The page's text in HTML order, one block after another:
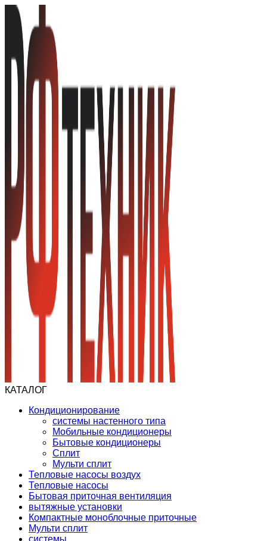
КАТАЛОГ
Кондиционирование
системы настенного типа
Мобильные кондиционеры
Бытовые кондиционеры
Сплит
Мульти сплит
Тепловые насосы воздух
Тепловые насосы
Бытовая приточная вентиляция
вытяжные установки
Компактные моноблочные приточные
Мульти сплит
системы